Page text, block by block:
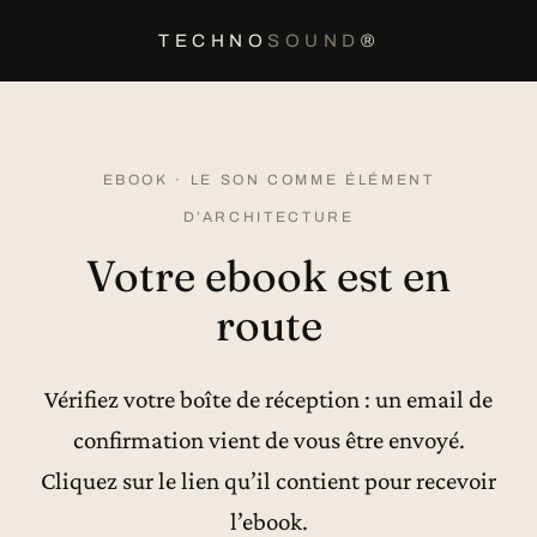
TECHNO SOUND ®
EBOOK · LE SON COMME ÉLÉMENT
D’ARCHITECTURE
Votre ebook est en
route
Vérifiez votre boîte de réception : un email de
confirmation vient de vous être envoyé.
Cliquez sur le lien qu’il contient pour recevoir
l’ebook.